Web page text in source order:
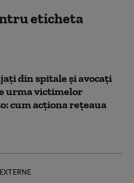
eticheta
din spitale și avocați
urma victimelor
cum acționa rețeaua
EXTERNE